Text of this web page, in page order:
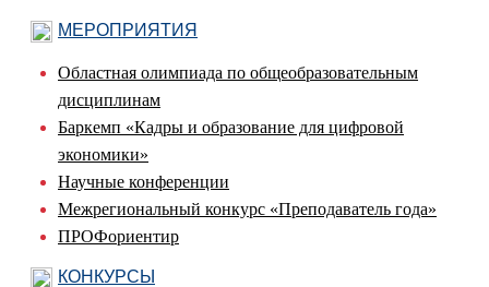
МЕРОПРИЯТИЯ
Областная олимпиада по общеобразовательным
дисциплинам
Баркемп «Кадры и образование для цифровой
экономики»
Научные конференции
Межрегиональный конкурс «Преподаватель года»
ПРОФориентир
КОНКУРСЫ